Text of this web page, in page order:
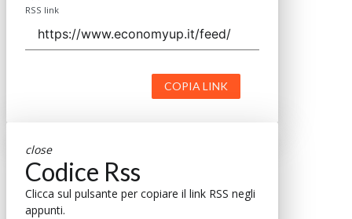
RSS link
COPIA LINK
close
Codice Rss
Clicca sul pulsante per copiare il link RSS negli
appunti.